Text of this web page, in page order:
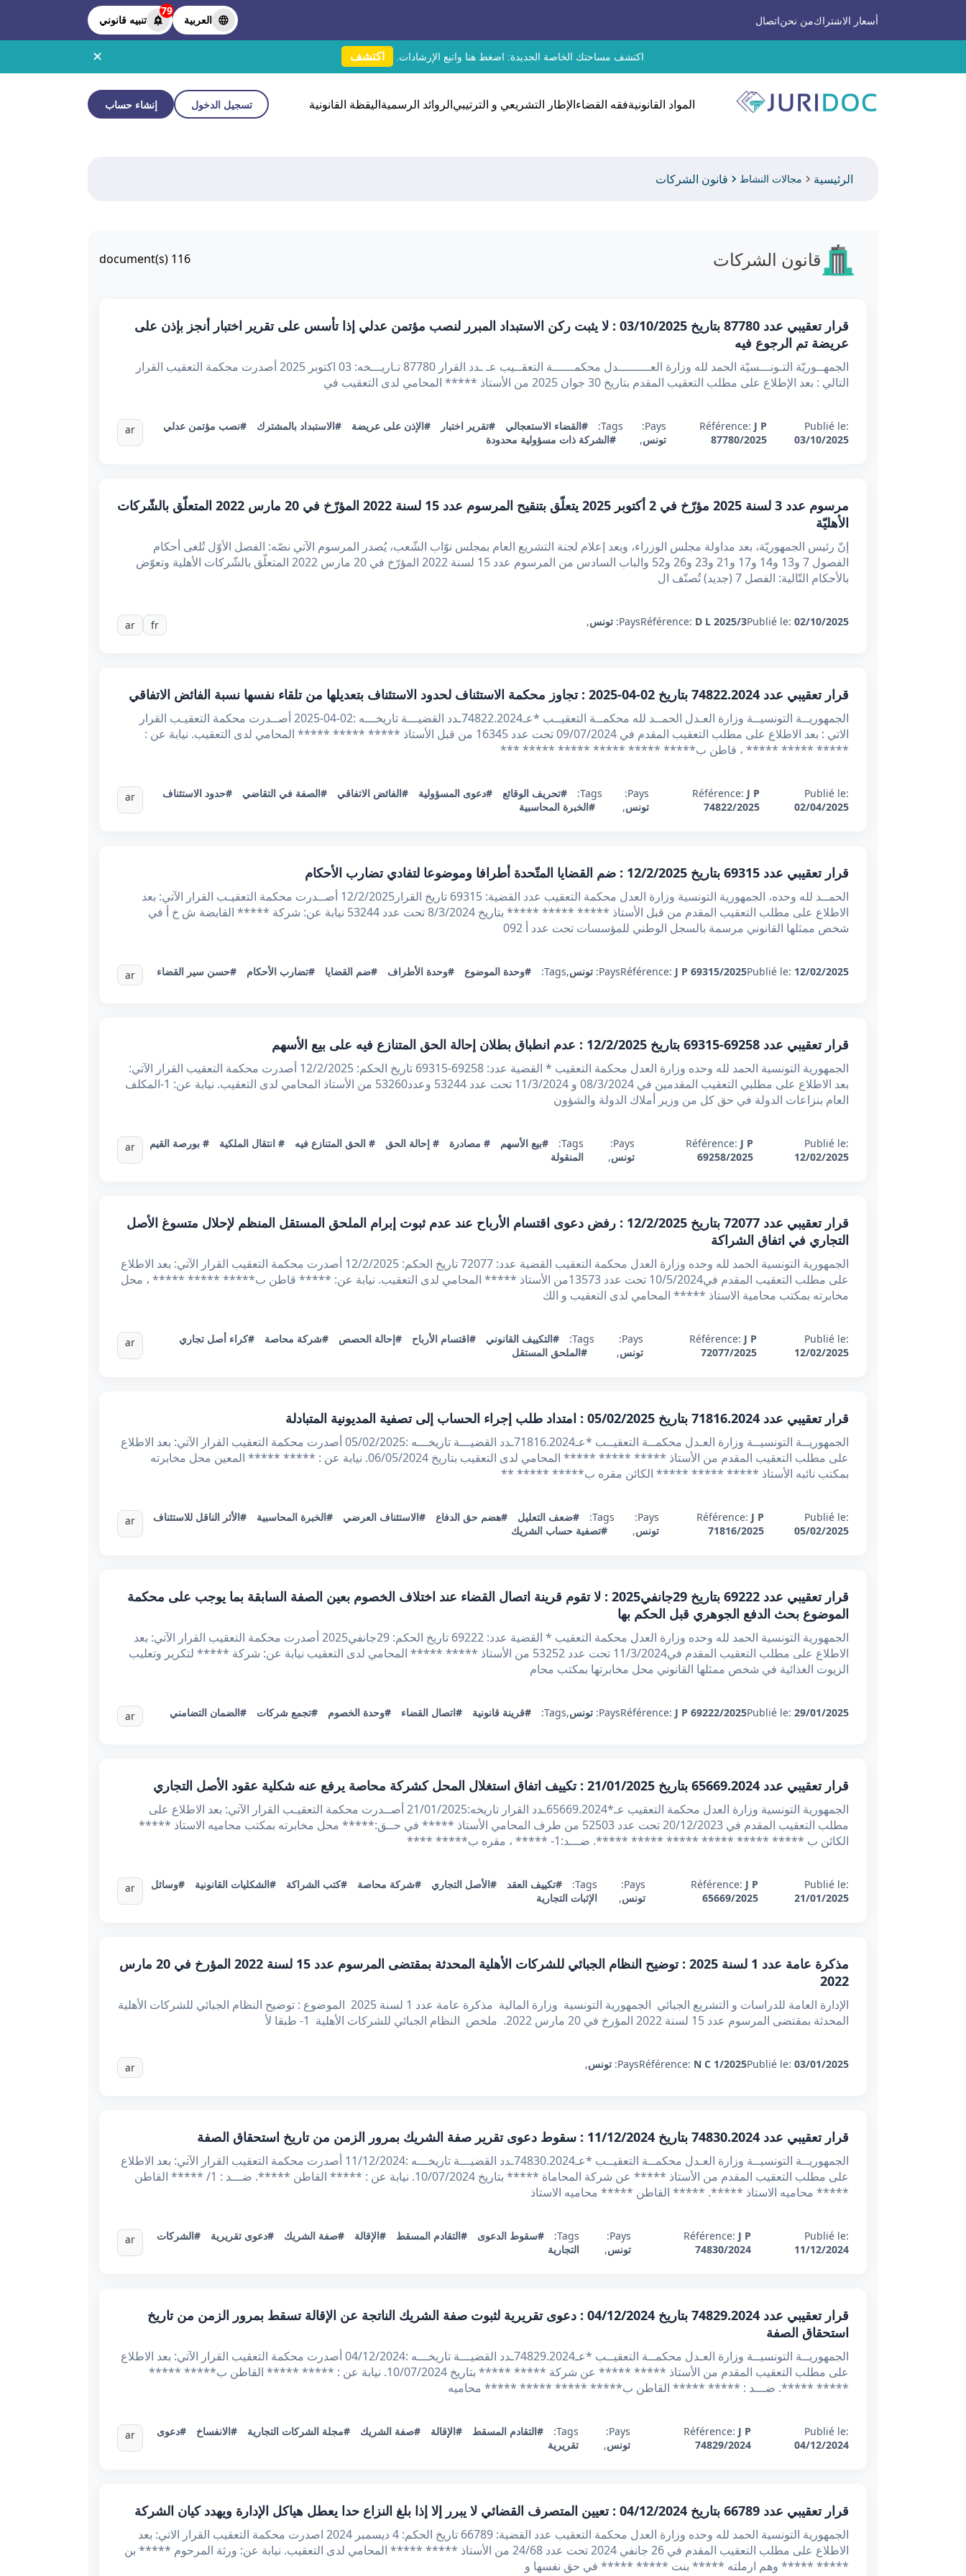
أسعار الاشتراكمن نحناتصال العربية
79
تنبيه قانوني
اكتشف مساحتك الخاصة الجديدة: اضغط هنا واتبع الإرشادات. اكتشف ✕
المواد القانونيةفقه القضاءالإطار التشريعي و الترتيبيالروائد الرسميةاليقظة القانونية تسجيل الدخول إنشاء حساب
الرئيسية مجالات النشاط قانون الشركات
قانون الشركات 116
قرار تعقيبي عدد 87780 بتاريخ 03/10/2025 : لا يثبت ركن الاستبداد المبرر لنصب مؤتمن عدلي إذا تأسس على تقرير اختبار أنجز بإذن على
عريضة تم الرجوع فيه
الجمهــوريّة التـونـــسيّة الحمد لله وزارة العـــــــــدل محكمــــــة التعقــيب عـ ـدد القرار 87780 تـاريـــخه: 03 اكتوبر 2025 أصدرت محكمة التعقيب القرار
التالي : بعد الإطلاع على مطلب التعقيب المقدم بتاريخ 30 جوان 2025 من الأستاذ ***** المحامي لدى التعقيب في
Publié le:
03/10/2025
Référence: J P
87780/2025
Pays:
تونس,
Tags: #القضاء الاستعجالي #تقرير اختبار #الإذن على عريضة #الاستبداد بالمشترك
#نصب مؤتمن عدلي
#الشركة ذات مسؤولية محدودة
ar
مرسوم عدد 3 لسنة 2025 مؤرّخ في 2 أكتوبر 2025 يتعلّق بتنقيح المرسوم عدد 15 لسنة 2022 المؤرّخ في 20 مارس 2022 المتعلّق بالشّركات
الأهليّة
إنّ رئيس الجمهوريّة، بعد مداولة مجلس الوزراء، وبعد إعلام لجنة التشريع العام بمجلس نوّاب الشّعب، يُصدر المرسوم الآتي نصّه: الفصل الأوّل تُلغى أحكام
الفصول 7 و13 و14 و17 و21 و23 و26 و52 والباب السادس من المرسوم عدد 15 لسنة 2022 المؤرّخ في 20 مارس 2022 المتعلّق بالشّركات الأهلية وتعوّض
بالأحكام التّالية: الفصل 7 (جديد) تُصنّف ال
Publié le: 02/10/2025
Référence: D L 2025/3
Pays: تونس,
fr
ar
قرار تعقيبي عدد 74822.2024 بتاريخ 02-04-2025 : تجاوز محكمة الاستئناف لحدود الاستئناف بتعديلها من تلقاء نفسها نسبة الفائض الاتفاقي
الجمهوريــة التونسيــة وزارة العـدل الحمــد لله محكمــة التعقيــب *عـ74822.2024ـدد القضيـــة تاريخـــه :02-04-2025 أصــدرت محكمة التعقيـب القرار
الاتي : بعد الاطلاع على مطلب التعقيب المقدم في 09/07/2024 تحت عدد 16345 من قبل الأستاذ ***** ***** ***** المحامي لدى التعقيب. نيابة عن :
***** ***** ***** ، قاطن ب***** ***** ***** ***** ***** ***
Publié le:
02/04/2025
Référence: J P
74822/2025
Pays:
تونس,
Tags: #تحريف الوقائع #دعوى المسؤولية #الفائض الاتفاقي #الصفة في التقاضي
#حدود الاستئناف
#الخبرة المحاسبية
ar
قرار تعقيبي عدد 69315 بتاريخ 12/2/2025 : ضم القضايا المتّحدة أطرافا وموضوعا لتفادي تضارب الأحكام
الحمــد لله وحده، الجمهورية التونسية وزارة العدل محكمة التعقيب عدد القضية: 69315 تاريخ القرار12/2/2025 أصــدرت محكمة التعقيـب القرار الآتي: بعد
الاطلاع على مطلب التعقيب المقدم من قبل الأستاذ ***** ***** ***** بتاريخ 8/3/2024 تحت عدد 53244 نيابة عن: شركة ***** القابضة ش خ أ في
شخص ممثلها القانوني مرسمة بالسجل الوطني للمؤسسات تحت عدد أ 092
Publié le: 12/02/2025
Référence: J P 69315/2025
Pays: تونس,
Tags: #وحدة الموضوع #وحدة الأطراف #ضم القضايا #تضارب الأحكام #حسن سير القضاء ar
قرار تعقيبي عدد 69258-69315 بتاريخ 12/2/2025 : عدم انطباق بطلان إحالة الحق المتنازع فيه على بيع الأسهم
الجمهورية التونسية الحمد لله وحده وزارة العدل محكمة التعقيب * القضية عدد: 69258-69315 تاريخ الحكم: 12/2/2025 أصدرت محكمة التعقيب القرار الآتي:
بعد الاطلاع على مطلبي التعقيب المقدمين في 08/3/2024 و 11/3/2024 تحت عدد 53244 وعدد53260 من الأستاذ المحامي لدى التعقيب. نيابة عن: 1-المكلف
العام بنزاعات الدولة في حق كل من وزير أملاك الدولة والشؤون
Publié le:
12/02/2025
Référence: J P
69258/2025
Pays:
تونس,
Tags: #بيع الأسهم # مصادرة # إحالة الحق # الحق المتنازع فيه # انتقال الملكية
# بورصة القيم
المنقولة
ar
قرار تعقيبي عدد 72077 بتاريخ 12/2/2025 : رفض دعوى اقتسام الأرباح عند عدم ثبوت إبرام الملحق المستقل المنظم لإحلال متسوغ الأصل
التجاري في اتفاق الشراكة
الجمهورية التونسية الحمد لله وحده وزارة العدل محكمة التعقيب القضية عدد: 72077 تاريخ الحكم: 12/2/2025 أصدرت محكمة التعقيب القرار الآتي: بعد الاطلاع
على مطلب التعقيب المقدم في10/5/2024 تحت عدد 13573من الأستاذ ***** المحامي لدى التعقيب. نيابة عن: ***** قاطن ب***** ***** ***** ، محل
مخابرته بمكتب محامية الاستاذ ***** المحامي لدى التعقيب و الك
Publié le:
12/02/2025
Référence: J P
72077/2025
Pays:
تونس,
Tags: #التكييف القانوني #اقتسام الأرباح #إحالة الحصص #شركة محاصة
#كراء أصل تجاري
#الملحق المستقل
ar
قرار تعقيبي عدد 71816.2024 بتاريخ 05/02/2025 : امتداد طلب إجراء الحساب إلى تصفية المديونية المتبادلة
الجمهوريــة التونسيــة وزارة العـدل محكمــة التعقيــب *عـ71816.2024ـدد القضيـــة تاريخـــه :05/02/2025 أصدرت محكمة التعقيب القرار الآتي: بعد الاطلاع
على مطلب التعقيب المقدم من الأستاذ ***** ***** ***** المحامي لدى التعقيب بتاريخ 06/05/2024. نيابة عن : ***** ***** المعين محل مخابرته
بمكتب نائبه الأستاذ ***** ***** ***** الكائن مقره ب***** ***** **
Publié le:
05/02/2025
Référence: J P
71816/2025
Pays:
تونس,
Tags: #ضعف التعليل #هضم حق الدفاع #الاستئناف العرضي #الخبرة المحاسبية
#الأثر الناقل للاستئناف
#تصفية حساب الشريك
ar
قرار تعقيبي عدد 69222 بتاريخ 29جانفي2025 : لا تقوم قرينة اتصال القضاء عند اختلاف الخصوم بعين الصفة السابقة بما يوجب على محكمة
الموضوع بحث الدفع الجوهري قبل الحكم بها
الجمهورية التونسية الحمد لله وحده وزارة العدل محكمة التعقيب * القضية عدد: 69222 تاريخ الحكم: 29جانفي2025 أصدرت محكمة التعقيب القرار الآتي: بعد
الاطلاع على مطلب التعقيب المقدم في11/3/2024 تحت عدد 53252 من الأستاذ ***** ***** المحامي لدى التعقيب نيابة عن: شركة ***** لتكرير وتعليب
الزيوت الغذائية في شخص ممثلها القانوني محل مخابرتها بمكتب محام
Publié le: 29/01/2025
Référence: J P 69222/2025
Pays: تونس,
Tags: #قرينة قانونية #اتصال القضاء #وحدة الخصوم #تجمع شركات #الضمان التضامني ar
قرار تعقيبي عدد 65669.2024 بتاريخ 21/01/2025 : تكييف اتفاق استغلال المحل كشركة محاصة يرفع عنه شكلية عقود الأصل التجاري
الجمهورية التونسية وزارة العدل محكمة التعقيب عـ*65669.2024ـدد القرار تاريخه:21/01/2025 أصــدرت محكمة التعقيـب القرار الآتي: بعد الاطلاع على
مطلب التعقيب المقدم في 20/12/2023 تحت عدد 52503 من طرف المحامي الأستاذ ***** في حــق:***** محل مخابرته بمكتب محاميه الاستاذ *****
الكائن ب ***** ***** ***** ***** ***** *****. ضـــد:1- ***** ، مقره ب***** ****
Publié le:
21/01/2025
Référence: J P
65669/2025
Pays:
تونس,
Tags: #تكييف العقد #الأصل التجاري #شركة محاصة #كتب الشراكة #الشكليات القانونية
#وسائل
الإثبات التجارية
ar
مذكرة عامة عدد 1 لسنة 2025 : توضيح النظام الجبائي للشركات الأهلية المحدثة بمقتضى المرسوم عدد 15 لسنة 2022 المؤرخ في 20 مارس
2022
الإدارة العامة للدراسات و التشريع الجبائي الجمهورية التونسية وزارة المالية مذكرة عامة عدد 1 لسنة 2025 الموضوع : توضيح النظام الجبائي للشركات الأهلية
المحدثة بمقتضى المرسوم عدد 15 لسنة 2022 المؤرخ في 20 مارس 2022. ملخص النظام الجبائي للشركات الأهلية 1- طبقا لأ
Publié le: 03/01/2025
Référence: N C 1/2025
Pays: تونس,
ar
قرار تعقيبي عدد 74830.2024 بتاريخ 11/12/2024 : سقوط دعوى تقرير صفة الشريك بمرور الزمن من تاريخ استحقاق الصفة
الجمهوريــة التونسيــة وزارة العـدل محكمــة التعقيــب *عـ74830.2024ـدد القضيـــة تاريخـــه :11/12/2024 أصدرت محكمة التعقيب القرار الآتي: بعد الاطلاع
على مطلب التعقيب المقدم من الأستاذ ***** عن شركة المحاماة ***** بتاريخ 10/07/2024. نيابة عن : ***** القاطن *****. ضـــد : 1/ ***** القاطن
***** محاميه الاستاذ *****. ***** القاطن ***** محاميه الاستاذ
Publié le:
11/12/2024
Référence: J P
74830/2024
Pays:
تونس,
Tags: #سقوط الدعوى #التقادم المسقط #الإقالة #صفة الشريك #دعوى تقريرية
#الشركات
التجارية
ar
قرار تعقيبي عدد 74829.2024 بتاريخ 04/12/2024 : دعوى تقريرية لثبوت صفة الشريك الناتجة عن الإقالة تسقط بمرور الزمن من تاريخ
استحقاق الصفة
الجمهوريــة التونسيــة وزارة العـدل محكمــة التعقيــب *عـ74829.2024ـدد القضيـــة تاريخـــه :04/12/2024 أصدرت محكمة التعقيب القرار الآتي: بعد الاطلاع
على مطلب التعقيب المقدم من الأستاذ ***** ***** عن شركة ***** ***** بتاريخ 10/07/2024. نيابة عن : ***** ***** القاطن ب***** *****
***** *****. ضـــد : ***** ***** القاطن ب***** ***** ***** ***** محاميه
Publié le:
04/12/2024
Référence: J P
74829/2024
Pays:
تونس,
Tags: #التقادم المسقط #الإقالة #صفة الشريك #مجلة الشركات التجارية #الانفساخ
#دعوى
تقريرية
ar
قرار تعقيبي عدد 66789 بتاريخ 04/12/2024 : تعيين المتصرف القضائي لا يبرر إلا إذا بلغ النزاع حدا يعطل هياكل الإدارة ويهدد كيان الشركة
الجمهورية التونسية الحمد لله وحده وزارة العدل محكمة التعقيب عدد القضية: 66789 تاريخ الحكم: 4 ديسمبر 2024 اصدرت محكمة التعقيب القرار الاتي: بعد
الاطلاع على مطلب التعقيب المقدم في 26 جانفي 2024 تحت عدد 24/68 من الأستاذ ***** ***** المحامي لدى التعقيب. نيابة عن: ورثة المرحوم ***** بن
***** ***** وهم ارملته ***** بنت ***** ***** في حق نفسها و